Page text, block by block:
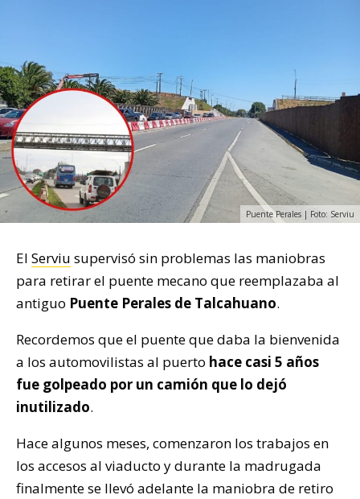
Puente Perales | Foto: Serviu
El Serviu supervisó sin problemas las maniobras
para retirar el puente mecano que reemplazaba al
antiguo Puente Perales de Talcahuano.
Recordemos que el puente que daba la bienvenida
a los automovilistas al puerto hace casi 5 años
fue golpeado por un camión que lo dejó
inutilizado.
Hace algunos meses, comenzaron los trabajos en
los accesos al viaducto y durante la madrugada
finalmente se llevó adelante la maniobra de retiro